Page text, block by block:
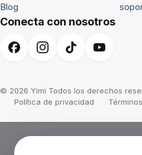
Blog
Conecta con nosotros
© 2026 Yimi Todos los derechos
Política de privacidad